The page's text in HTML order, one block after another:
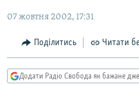
Перейти
пошукуКУЛЬТУРА
СПОРТ
ДОНБАС.РЕАЛІЇ
КРИМ.РЕАЛІЇ
ТИ ЯК?
07 жовтня 2002, 17:31
Поділитись Читати
Додати Радіо Свобода як бажане